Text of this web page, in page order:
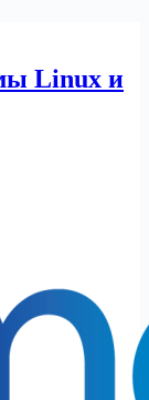
Linux и